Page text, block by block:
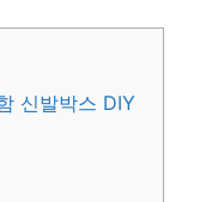
신발박스 DIY